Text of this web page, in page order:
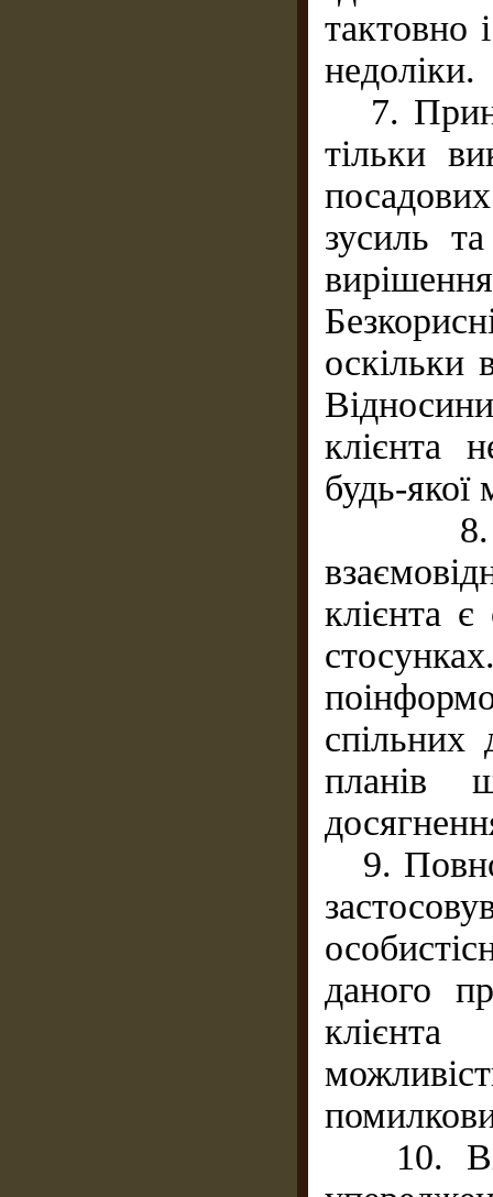
тактовно
недоліки.
7.
тільки
зусиль
оскільки
клієнта
будь-якої
8.
клієнта
спільних
планів
9.
даного
10.